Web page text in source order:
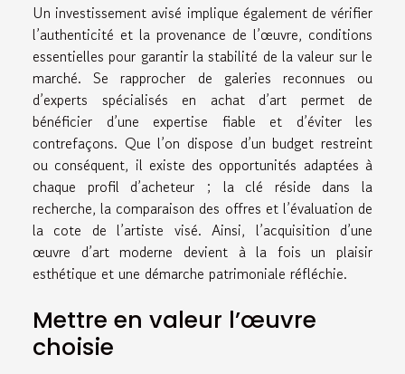
Un investissement avisé implique également de vérifier
l’authenticité et la provenance de l’œuvre, conditions
essentielles pour garantir la stabilité de la valeur sur le
marché. Se rapprocher de galeries reconnues ou
d’experts spécialisés en achat d’art permet de
bénéficier d’une expertise fiable et d’éviter les
contrefaçons. Que l’on dispose d’un budget restreint
ou conséquent, il existe des opportunités adaptées à
chaque profil d’acheteur ; la clé réside dans la
recherche, la comparaison des offres et l’évaluation de
la cote de l’artiste visé. Ainsi, l’acquisition d’une
œuvre d’art moderne devient à la fois un plaisir
esthétique et une démarche patrimoniale réfléchie.
Mettre en valeur l’œuvre
choisie